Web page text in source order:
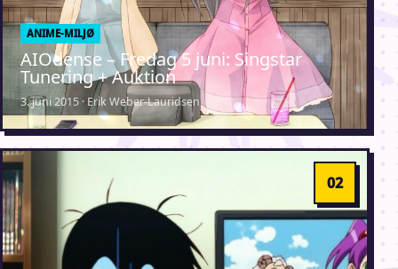
ANIME-MILJØ
AIOdense – Fredag 5 juni: Singstar
Tunering + Auktion
3. juni 2015 · Erik Weber-Lauridsen